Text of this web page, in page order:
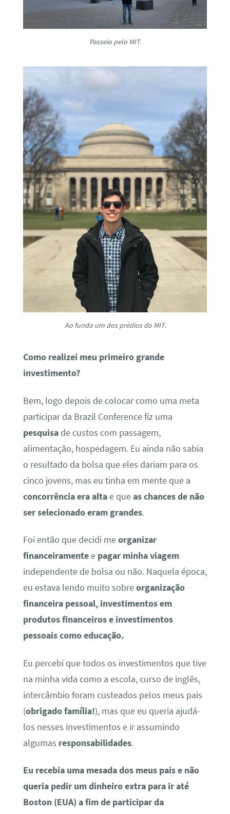
Passeio pelo MIT.
Ao fundo um dos prédios do MIT.
Como realizei meu primeiro grande
investimento?
Bem, logo depois de colocar como uma meta
participar da Brazil Conference fiz uma
pesquisa de custos com passagem,
alimentação, hospedagem. Eu ainda não sabia
o resultado da bolsa que eles dariam para os
cinco jovens, mas eu tinha em mente que a
concorrência era altae queas chances de não
ser selecionado eram grandes.
Foi então que decidi meorganizar
financeiramentee pagar minha viagem
independente de bolsa ou não. Naquela época,
eu estava lendo muito sobreorganização
financeira pessoal, investimentos em
produtos financeiros e investimentos
pessoais como educação.
Eu percebi que todos os investimentos que tive
na minha vida como a escola, curso de inglês,
intercâmbio foram custeados pelos meus pais
(obrigado família!), mas que eu queria ajudá-
los nesses investimentos e ir assumindo
algumas responsabilidades.
Eu recebia uma mesada dos meus pais e não
queria pedir um dinheiro extra para ir até
Boston (EUA) a fim de participar da